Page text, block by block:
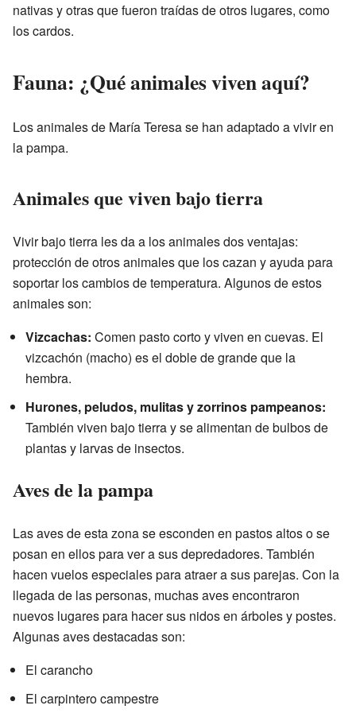
nativas y otras que fueron traídas de otros lugares, como
los cardos.
Fauna: ¿Qué animales viven aquí?
Los animales de María Teresa se han adaptado a vivir en
la pampa.
Animales que viven bajo tierra
Vivir bajo tierra les da a los animales dos ventajas:
protección de otros animales que los cazan y ayuda para
soportar los cambios de temperatura. Algunos de estos
animales son:
Vizcachas: Comen pasto corto y viven en cuevas. El
vizcachón (macho) es el doble de grande que la
hembra.
Hurones, peludos, mulitas y zorrinos pampeanos:
También viven bajo tierra y se alimentan de bulbos de
plantas y larvas de insectos.
Aves de la pampa
Las aves de esta zona se esconden en pastos altos o se
posan en ellos para ver a sus depredadores. También
hacen vuelos especiales para atraer a sus parejas. Con la
llegada de las personas, muchas aves encontraron
nuevos lugares para hacer sus nidos en árboles y postes.
Algunas aves destacadas son:
El carancho
El carpintero campestre